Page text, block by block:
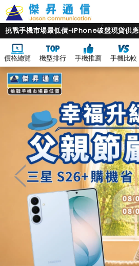
挑戰手機市場最低價~iPhone破盤現貨供應
價格總覽 機型排行 手機推薦 手機比較